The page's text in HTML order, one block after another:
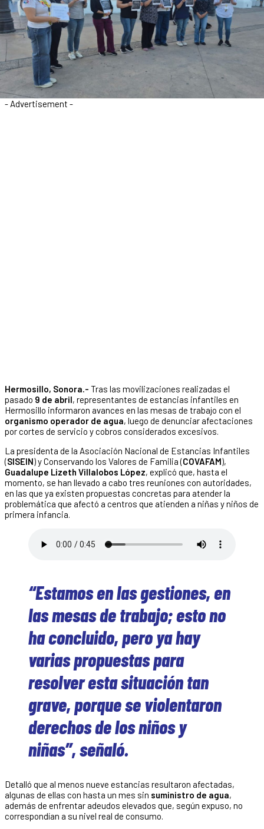
- Advertisement -
Hermosillo, Sonora.- Tras las movilizaciones realizadas el
pasado 9 de abril, representantes de estancias infantiles en
Hermosillo informaron avances en las mesas de trabajo con el
organismo operador de agua, luego de denunciar afectaciones
por cortes de servicio y cobros considerados excesivos.
La presidenta de la Asociación Nacional de Estancias Infantiles
(SISEIN) y Conservando los Valores de Familia (COVAFAM),
Guadalupe Lizeth Villalobos López, explicó que, hasta el
momento, se han llevado a cabo tres reuniones con autoridades,
en las que ya existen propuestas concretas para atender la
problemática que afectó a centros que atienden a niñas y niños de
primera infancia.
“Estamos en las gestiones, en
las mesas de trabajo; esto no
ha concluido, pero ya hay
varias propuestas para
resolver esta situación tan
grave, porque se violentaron
derechos de los niños y
niñas”, señaló.
Detalló que al menos nueve estancias resultaron afectadas,
algunas de ellas con hasta un mes sin suministro de agua,
además de enfrentar adeudos elevados que, según expuso, no
correspondían a su nivel real de consumo.